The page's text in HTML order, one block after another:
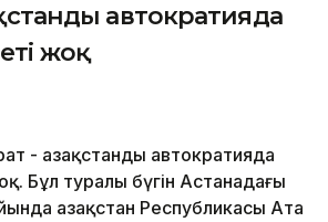
автократияда
жоқ
- Қазақстанды автократияда
Бұл туралы бүгін Астанадағы
Қазақстан Республикасы Ата